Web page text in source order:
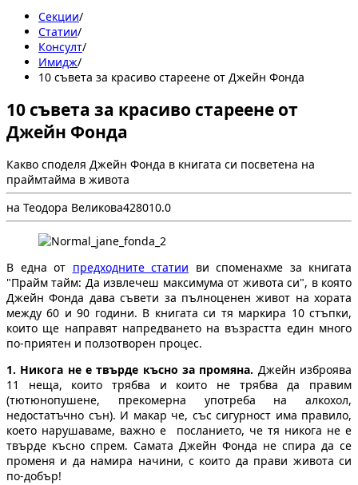
Секции/
Статии/
Консулт/
Имидж/
10 съвета за красиво стареене от Джейн Фонда
10 съвета за красиво стареене от
Джейн Фонда
Какво споделя Джейн Фонда в книгата си посветена на
праймтайма в живота
на Теодора Великова428010.0
В една от предходните статии ви споменахме за книгата
"Прайм тайм: Да извлечеш максимума от живота си", в която
Джейн Фонда дава съвети за пълноценен живот на хората
между 60 и 90 години. В книгата си тя маркира 10 стъпки,
които ще направят напредването на възрастта един много
по-приятен и ползотворен процес.
1. Никога не е твърде късно за промяна. Джейн изброява
11 неща, които трябва и които не трябва да правим
(тютюнопушене, прекомерна употреба на алкохол,
недостатъчно сън). И макар че, със сигурност има правило,
което нарушаваме, важно е посланието, че тя никога не е
твърде късно спрем. Самата Джейн Фонда не спира да се
променя и да намира начини, с които да прави живота си
по-добър!